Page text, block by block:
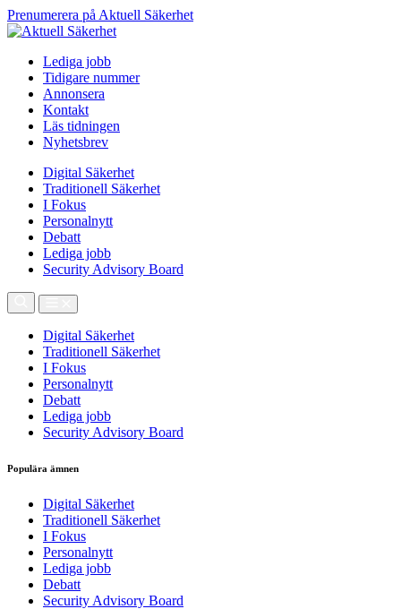
Prenumerera på Aktuell Säkerhet
Lediga jobb
Tidigare nummer
Annonsera
Kontakt
Läs tidningen
Nyhetsbrev
Digital Säkerhet
Traditionell Säkerhet
I Fokus
Personalnytt
Debatt
Lediga jobb
Security Advisory Board
Digital Säkerhet
Traditionell Säkerhet
I Fokus
Personalnytt
Debatt
Lediga jobb
Security Advisory Board
Populära ämnen
Digital Säkerhet
Traditionell Säkerhet
I Fokus
Personalnytt
Lediga jobb
Debatt
Security Advisory Board